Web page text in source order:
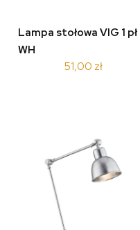
Lampa stołowa VIG 1 pł
WH
51,00 zł